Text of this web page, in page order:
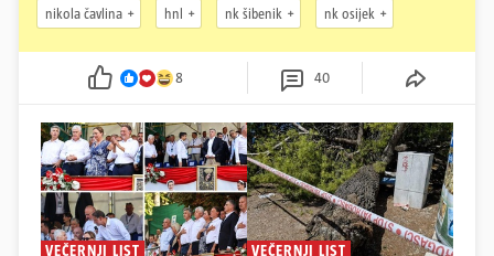
nikola čavlina hnl nk šibenik nk osijek
8 40